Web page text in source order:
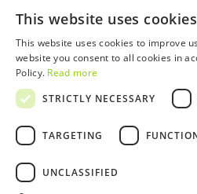
Agenda
Noticias
Restaurantes
Tarjeta WOW
Grupos y eventos
Servicio educativo
This website uses cookies
This website uses cookies to improve
website you consent to all cookies in
Policy. Read more
STRICTLY NECESSARY
TARGETING
UNCLASSIFIED